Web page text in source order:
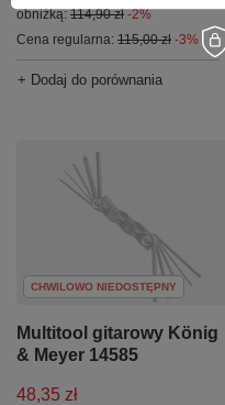
obniżką:114,90 zł -2%
Cena regularna: 115,00 zł -3%
+ Dodaj do porównania
CHWILOWO NIEDOSTĘPNY
Multitool gitarowy König
& Meyer 14585
48,35 zł